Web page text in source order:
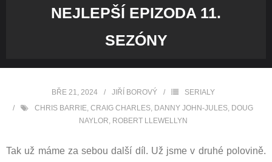
NEJLEPŠÍ EPIZODA 11.
SEZÓNY
BŘE 21, 2024 JIŘÍ BOROVÝ
SERIALY
CHRIS BARRIE, CRAIG CHARLES, DANNY JOHN-JULES, DOUG
NAYLOR, ROBERT LLEWELLYN
Tak už máme za sebou další díl. Už jsme v druhé polovině.